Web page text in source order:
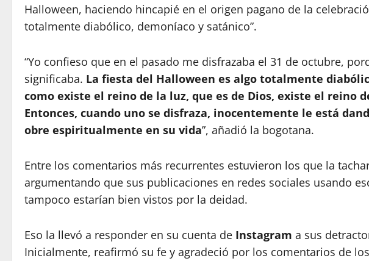
Halloween, haciendo hincapié en el origen pagano de la
totalmente diabólico, demoníaco y satánico”.
“Yo confieso que en el pasado me disfrazaba el 31 de octubre,
significaba. La fiesta del Halloween es algo totalmente
como existe el reino de la luz, que es de Dios, existe el reino
Entonces, cuando uno se disfraza, inocentemente le está
obre espiritualmente en su vida”, añadió la bogotana.
Entre los comentarios más recurrentes estuvieron los que la
argumentando que sus publicaciones en redes sociales usando
tampoco estarían bien vistos por la deidad.
Eso la llevó a responder en su cuenta de Instagram a sus
Inicialmente, reafirmó su fe y agradeció por los comentarios de